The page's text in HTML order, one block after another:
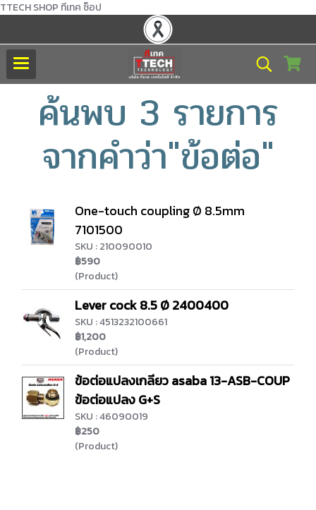
TTECH SHOP ทีเทค ช็อป
ค้นพบ 3 รายการ
จากคำว่า"ข้อต่อ"
One-touch coupling Ø 8.5mm
7101500
SKU : 210090010
฿590
(Product)
Lever cock 8.5 Ø 2400400
SKU : 4513232100661
฿1,200
(Product)
ข้อต่อแปลงเกลียว asaba 13-ASB-COUP
ข้อต่อแปลง G+S
SKU : 46090019
฿250
(Product)